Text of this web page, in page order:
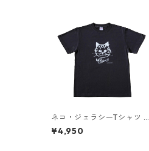
ネコ・ジェラシーTシャツ タ
ビー（スミ）
¥4,950